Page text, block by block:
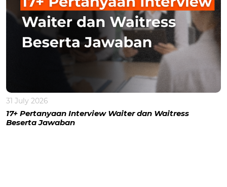
31 July 2026
17+ Pertanyaan Interview Waiter dan Waitress
Beserta Jawaban